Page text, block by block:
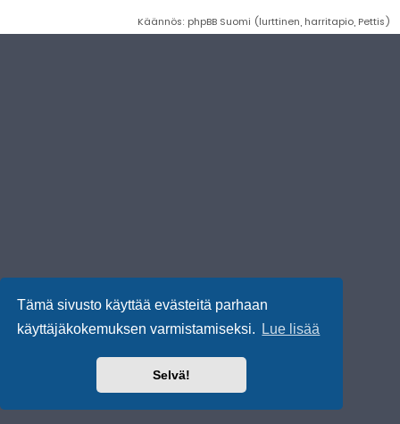
Tämä sivusto käyttää evästeitä parhaan
käyttäjäkokemuksen varmistamiseksi.
Lue lisää
Selvä!
Käännös: phpBB Suomi (lurttinen, harritapio, Pettis)